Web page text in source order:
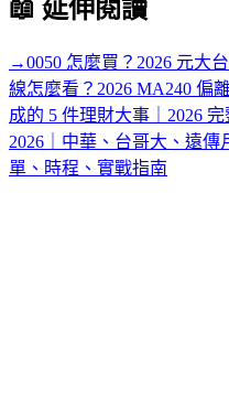
📖 延伸閱讀
→0050 怎麼買？2026 元大
線怎麼看？2026 MA240 偏
成的 5 件理財大事｜2026
2026｜中華、台哥大、遠傳
單、時程、實戰指南